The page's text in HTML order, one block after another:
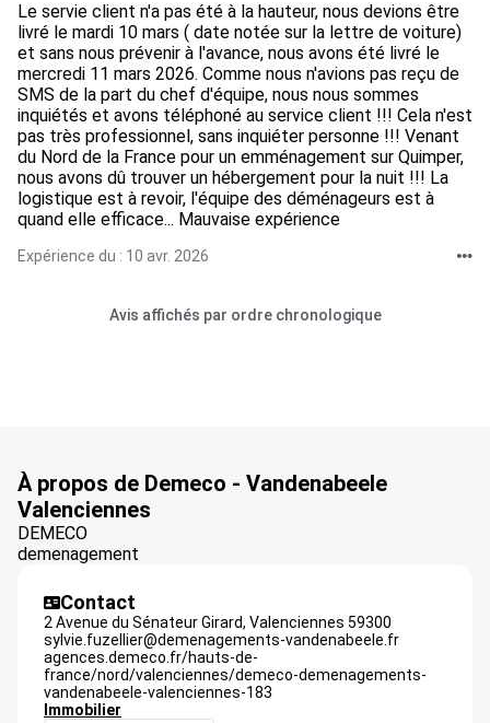
Le servie client n'a pas été à la hauteur, nous devions être
livré le mardi 10 mars ( date notée sur la lettre de voiture)
et sans nous prévenir à l'avance, nous avons été livré le
mercredi 11 mars 2026. Comme nous n'avions pas reçu de
SMS de la part du chef d'équipe, nous nous sommes
inquiétés et avons téléphoné au service client !!! Cela n'est
pas très professionnel, sans inquiéter personne !!! Venant
du Nord de la France pour un emménagement sur Quimper,
nous avons dû trouver un hébergement pour la nuit !!! La
logistique est à revoir, l'équipe des déménageurs est à
quand elle efficace... Mauvaise expérience
Expérience du : 10 avr. 2026
Avis affichés par ordre chronologique
À propos de Demeco - Vandenabeele
Valenciennes
DEMECO
demenagement
Contact
2 Avenue du Sénateur Girard, Valenciennes 59300
sylvie.fuzellier@demenagements-vandenabeele.fr
agences.demeco.fr/hauts-de-
france/nord/valenciennes/demeco-demenagements-
vandenabeele-valenciennes-183
Immobilier